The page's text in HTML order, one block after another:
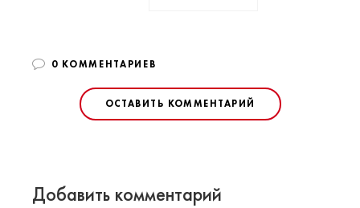
0 КОММЕНТАРИЕВ
ОСТАВИТЬ КОММЕНТАРИЙ
Добавить комментарий